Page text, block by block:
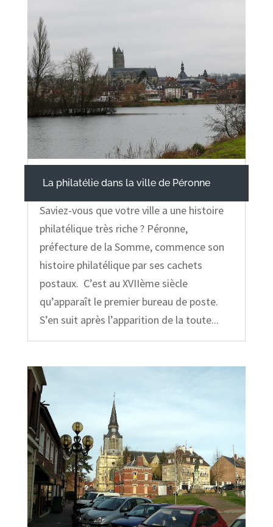
La philatélie dans la ville de Péronne
Saviez-vous que votre ville a une histoire
philatélique très riche ? Péronne,
préfecture de la Somme, commence son
histoire philatélique par ses cachets
postaux. C’est au XVIIème siècle
qu’apparaît le premier bureau de poste.
S’en suit après l’apparition de la toute...